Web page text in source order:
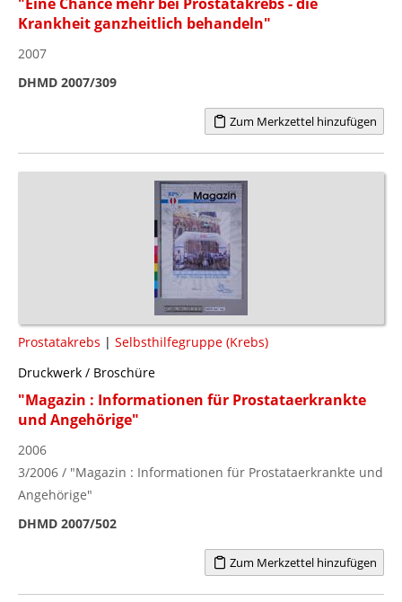
Krankheit ganzheitlich behandeln"
2007
DHMD 2007/309
Zum Merkzettel hinzufügen
Prostatakrebs | Selbsthilfegruppe (Krebs)
Druckwerk / Broschüre
"Magazin : Informationen für Prostataerkrankte
und Angehörige"
2006
3/2006 / "Magazin : Informationen für Prostataerkrankte und
Angehörige"
DHMD 2007/502
Zum Merkzettel hinzufügen